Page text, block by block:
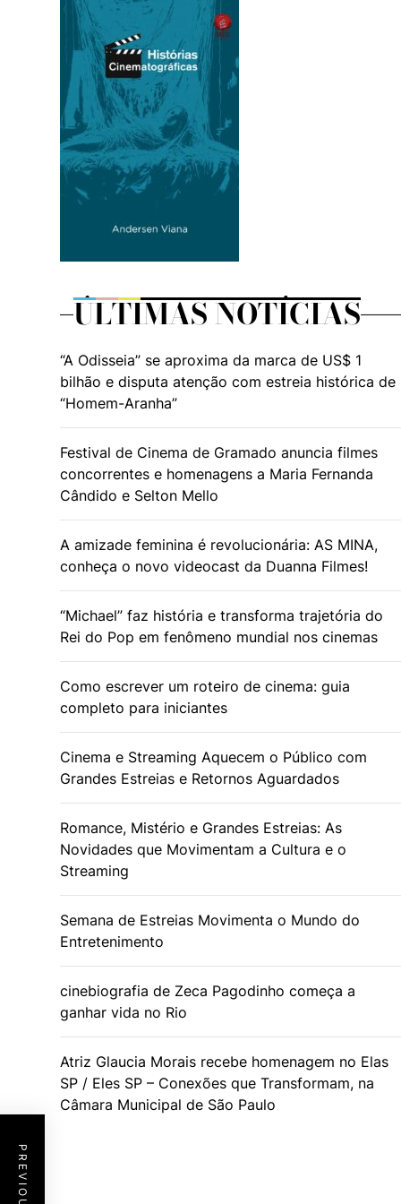
ÚLTIMAS NOTÍCIAS
“A Odisseia” se aproxima da marca de US$ 1
bilhão e disputa atenção com estreia histórica de
“Homem-Aranha”
Festival de Cinema de Gramado anuncia filmes
concorrentes e homenagens a Maria Fernanda
Cândido e Selton Mello
A amizade feminina é revolucionária: AS MINA,
conheça o novo videocast da Duanna Filmes!
“Michael” faz história e transforma trajetória do
Rei do Pop em fenômeno mundial nos cinemas
Como escrever um roteiro de cinema: guia
completo para iniciantes
Cinema e Streaming Aquecem o Público com
Grandes Estreias e Retornos Aguardados
Romance, Mistério e Grandes Estreias: As
Novidades que Movimentam a Cultura e o
Streaming
Semana de Estreias Movimenta o Mundo do
Entretenimento
cinebiografia de Zeca Pagodinho começa a
ganhar vida no Rio
Atriz Glaucia Morais recebe homenagem no Elas
SP / Eles SP – Conexões que Transformam, na
Câmara Municipal de São Paulo